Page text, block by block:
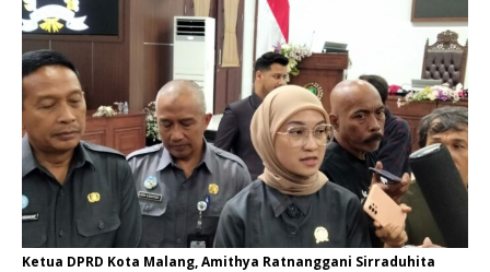
Ketua DPRD Kota Malang, Amithya Ratnanggani Sirraduhita